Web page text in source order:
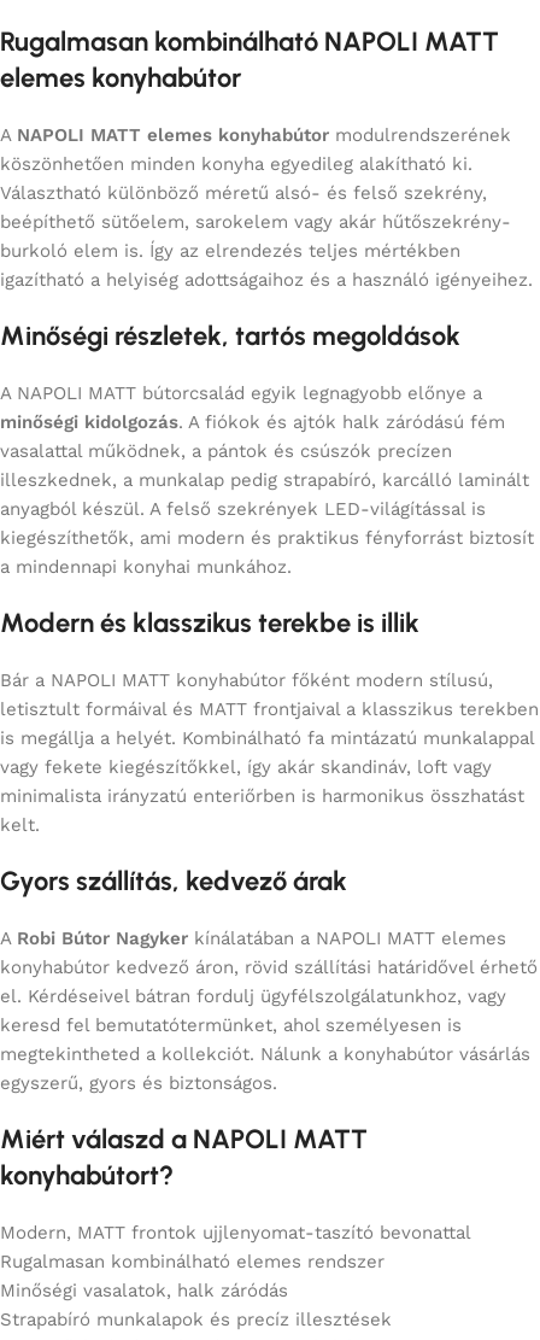
Rugalmasan kombinálható NAPOLI MATT
elemes konyhabútor
A NAPOLI MATT elemes konyhabútor modulrendszerének
köszönhetően minden konyha egyedileg alakítható ki.
Választható különböző méretű alsó- és felső szekrény,
beépíthető sütőelem, sarokelem vagy akár hűtőszekrény-
burkoló elem is. Így az elrendezés teljes mértékben
igazítható a helyiség adottságaihoz és a használó igényeihez.
Minőségi részletek, tartós megoldások
A NAPOLI MATT bútorcsalád egyik legnagyobb előnye a
minőségi kidolgozás. A fiókok és ajtók halk záródású fém
vasalattal működnek, a pántok és csúszók precízen
illeszkednek, a munkalap pedig strapabíró, karcálló laminált
anyagból készül. A felső szekrények LED-világítással is
kiegészíthetők, ami modern és praktikus fényforrást biztosít
a mindennapi konyhai munkához.
Modern és klasszikus terekbe is illik
Bár a NAPOLI MATT konyhabútor főként modern stílusú,
letisztult formáival és MATT frontjaival a klasszikus terekben
is megállja a helyét. Kombinálható fa mintázatú munkalappal
vagy fekete kiegészítőkkel, így akár skandináv, loft vagy
minimalista irányzatú enteriőrben is harmonikus összhatást
kelt.
Gyors szállítás, kedvező árak
A Robi Bútor Nagyker kínálatában a NAPOLI MATT elemes
konyhabútor kedvező áron, rövid szállítási határidővel érhető
el. Kérdéseivel bátran fordulj ügyfélszolgálatunkhoz, vagy
keresd fel bemutatótermünket, ahol személyesen is
megtekintheted a kollekciót. Nálunk a konyhabútor vásárlás
egyszerű, gyors és biztonságos.
Miért válaszd a NAPOLI MATT
konyhabútort?
Modern, MATT frontok ujjlenyomat-taszító bevonattal
Rugalmasan kombinálható elemes rendszer
Minőségi vasalatok, halk záródás
Strapabíró munkalapok és precíz illesztések